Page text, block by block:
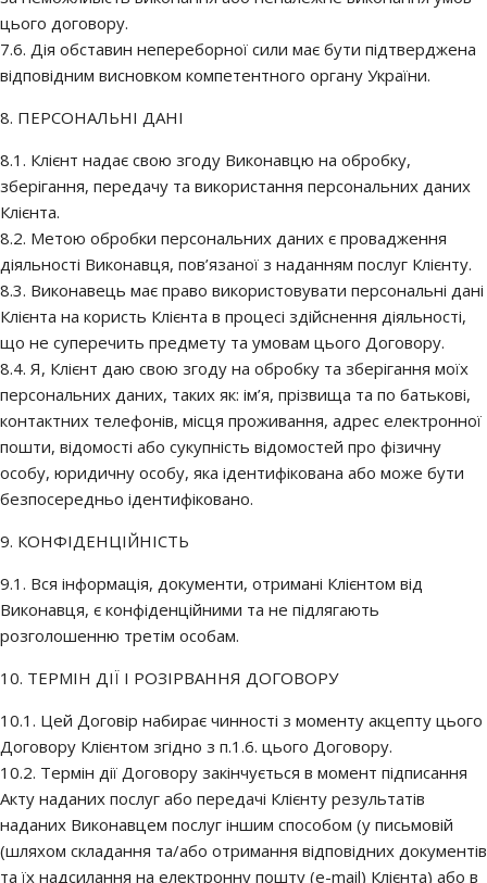
цього договору.
7.6. Дія обставин непереборної сили має бути підтверджена
відповідним висновком компетентного органу України.
8. ПЕРСОНАЛЬНІ ДАНІ
8.1. Клієнт надає свою згоду Виконавцю на обробку,
зберігання, передачу та використання персональних даних
Клієнта.
8.2. Метою обробки персональних даних є провадження
діяльності Виконавця, пов’язаної з наданням послуг Клієнту.
8.3. Виконавець має право використовувати персональні дані
Клієнта на користь Клієнта в процесі здійснення діяльності,
що не суперечить предмету та умовам цього Договору.
8.4. Я, Клієнт даю свою згоду на обробку та зберігання моїх
персональних даних, таких як: ім’я, прізвища та по батькові,
контактних телефонів, місця проживання, адрес електронної
пошти, відомості або сукупність відомостей про фізичну
особу, юридичну особу, яка ідентифікована або може бути
безпосередньо ідентифіковано.
9. КОНФІДЕНЦІЙНІСТЬ
9.1. Вся інформація, документи, отримані Клієнтом від
Виконавця, є конфіденційними та не підлягають
розголошенню третім особам.
10. ТЕРМІН ДІЇ І РОЗІРВАННЯ ДОГОВОРУ
10.1. Цей Договір набирає чинності з моменту акцепту цього
Договору Клієнтом згідно з п.1.6. цього Договору.
10.2. Термін дії Договору закінчується в момент підписання
Акту наданих послуг або передачі Клієнту результатів
наданих Виконавцем послуг іншим способом (у письмовій
(шляхом складання та/або отримання відповідних документів
та їх надсилання на електронну пошту (e-mail) Клієнта) або в